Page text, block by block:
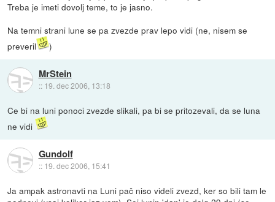
Treba je imeti dovolj teme, to je jasno.
Na temni strani lune se pa zvezde prav lepo vidi (ne, nisem se
preveril
)
MrStein
:: 19. dec 2006, 13:18
Ce bi na luni ponoci zvezde slikali, pa bi se pritozevali, da se luna
ne vidi
Gundolf
:: 19. dec 2006, 15:41
Ja ampak astronavti na Luni pač niso videli zvezd, ker so bili tam le